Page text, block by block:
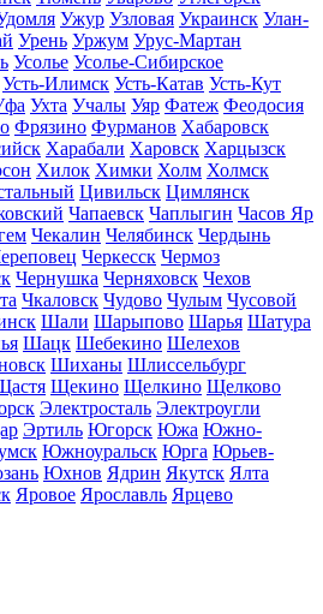
Ужур Узловая Украинск Улан-
Урень Уржум Урус-Мартан
Усолье Усолье-Сибирское
Усть-Илимск Усть-Катав Усть-Кут
Ухта Учалы Уяр Фатеж Феодосия
Фрязино Фурманов Хабаровск
Харабали Харовск Харцызск
Хилок Химки Холм Холмск
Цивильск Цимлянск
Чапаевск Чаплыгин Часов Яр
Чекалин Челябинск Чердынь
Черкесск Чермоз
Чернушка Черняховск Чехов
Чкаловск Чудово Чулым Чусовой
Шали Шарыпово Шарья Шатура
Шацк Шебекино Шелехов
Шиханы Шлиссельбург
Щекино Щелкино Щелково
Электросталь Электроугли
Эртиль Югорск Южа Южно-
Южноуральск Юрга Юрьев-
Юхнов Ядрин Якутск Ялта
Яровое Ярославль Ярцево